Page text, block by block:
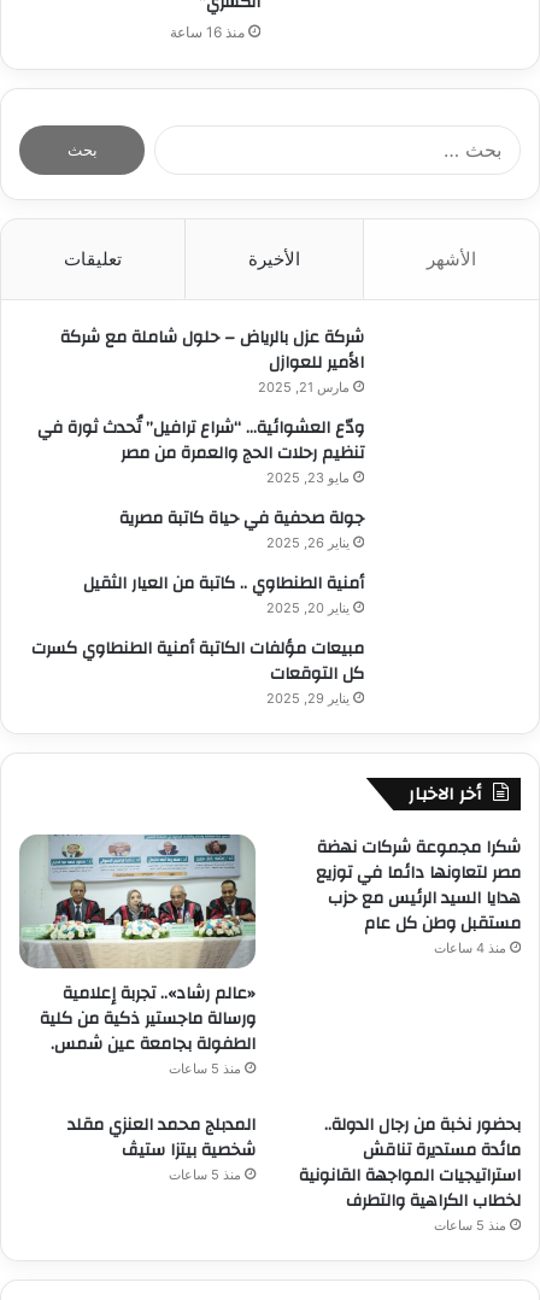
منذ 16 ساعة
الأشهر الأخيرة تعليقات
شركة عزل بالرياض – حلول شاملة مع شركة
الأمير للعوازل
مارس 21, 2025
ودّع العشوائية… “شراع ترافيل” تُحدث ثورة في
تنظيم رحلات الحج والعمرة من مصر
مايو 23, 2025
جولة صحفية في حياة كاتبة مصرية
يناير 26, 2025
أمنية الطنطاوي .. كاتبة من العيار الثقيل
يناير 20, 2025
مبيعات مؤلفات الكاتبة أمنية الطنطاوي كسرت
كل التوقعات
يناير 29, 2025
أخر الاخبار
شكرا مجموعة شركات نهضة
مصر لتعاونها دائما في توزيع
هدايا السيد الرئيس مع حزب
مستقبل وطن كل عام
منذ 4 ساعات
«عالم رشاد».. تجربة إعلامية
ورسالة ماجستير ذكية من كلية
الطفولة بجامعة عين شمس.
منذ 5 ساعات
بحضور نخبة من رجال الدولة..
مائدة مستديرة تناقش
استراتيجيات المواجهة القانونية
لخطاب الكراهية والتطرف
منذ 5 ساعات
المدبلج محمد العنزي مقلد
شخصية بيتزا ستيڤ
منذ 5 ساعات